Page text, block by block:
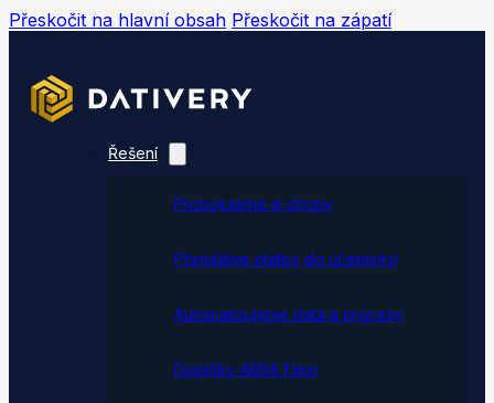
Přeskočit na hlavní obsah Přeskočit na zápatí
Řešení
Propojujeme e-shopy
Přenášíme platby do účetnictví
Automatizujeme data a procesy
Doplňky ABRA Flexi